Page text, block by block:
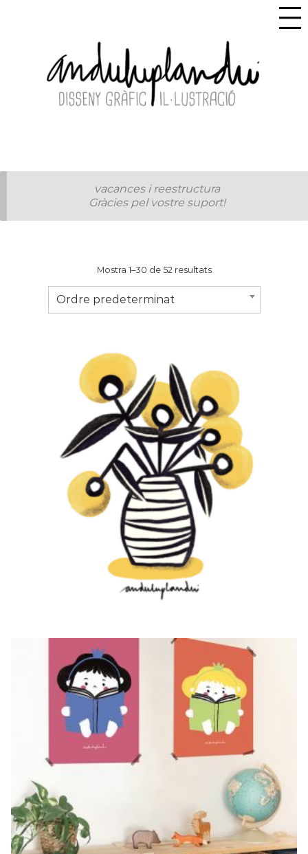
vacances i reestructura
Gràcies pel vostre suport!
Mostra 1–30 de 52 resultats
Ordre predeterminat
GIRASOL
€15,00–€20,00
TINI